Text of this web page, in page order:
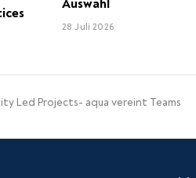
Auswahl
28 Juli 2026
Led Projects- aqua vereint Teams